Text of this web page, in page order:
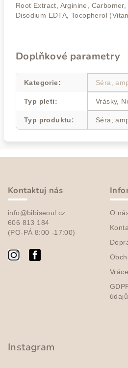
Root Extract, Arginine, Carbomer,
Disodium EDTA, Tocopherol
Doplňkové parametry
Kategorie: Séra,
Typ pleti: Vrásky,
Typ produktu: Séra,
Kontaktuj nás
info@bibiseoul.cz
606 813 184
(PO-PÁ 8:00 -17:00)
O
údajů
Instagram